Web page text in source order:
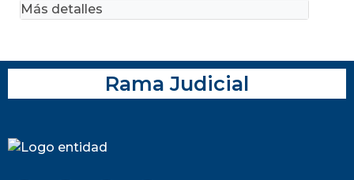
Más detalles
Rama Judicial